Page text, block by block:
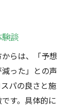
の見極め
ンズ脱毛
ペーン活用
選び方のコ
談
らは、「予想
った」との声
パの良さと施
す。具体的に